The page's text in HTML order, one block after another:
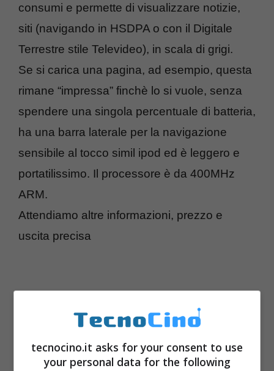
consumi e permette di visualizzare notizie,
siti (navigando in HSDPA o con il Digitale
Terrestre stile Televideo), in scala di grigi.
Se si carica una pagina, ad esempio, questa
rimane “impressa” finchè lo si vuole, senza
spendere una singola percentuale di batteria,
ha una barra laterale per la navigazione
sensibile al tocco simil ipod ed è leggero e
portatilissimo. Il processore è da 400MHz
ARM.
Attendiamo altre informazioni, prezzo e
uscita precisa
tecnocino.it asks for your consent to use
your personal data for the following